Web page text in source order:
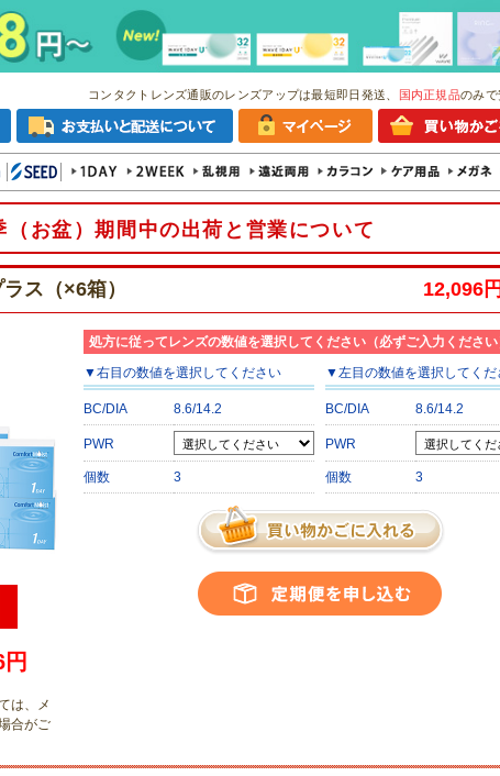
コンタクトレンズ通販のレンズアップは最短即日発送、 国内正規品のみで
（お盆）期間中の出荷と営業について
ス（×6箱） 12,096円
は、メ
合がご
処方に従ってレンズの数値を選択してください（必ずご入力ください
▼右目の数値を選択してください
BC/DIA 8.6/14.2
PWR
個数 3
▼左目の数値を選択してくだ
BC/DIA 8.6/14.2
PWR
個数 3